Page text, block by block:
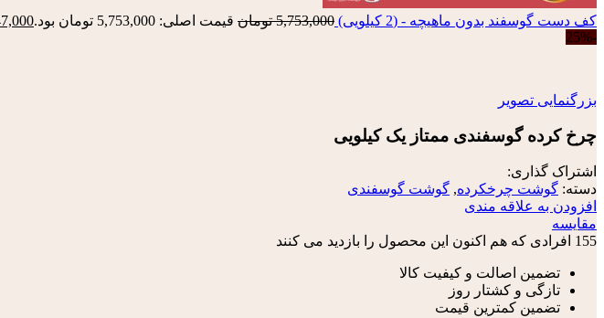
کف دست گوسفند بدون ماهیچه - (2 کیلویی) 5,753,000 تومان قیمت اصلی: 5,753,000 تومان بود.
-25%
بزرگنمایی تصویر
چرخ کرده گوسفندی ممتاز یک کیلویی
اشتراک گذاری:
دسته: گوشت چرخکرده, گوشت گوسفندی
افزودن به علاقه مندی
مقایسه
155 افرادی که هم اکنون این محصول را بازدید می کنند
تضمین اصالت و کیفیت کالا
تازگی و کشتار روز
تضمین کمترین قیمت